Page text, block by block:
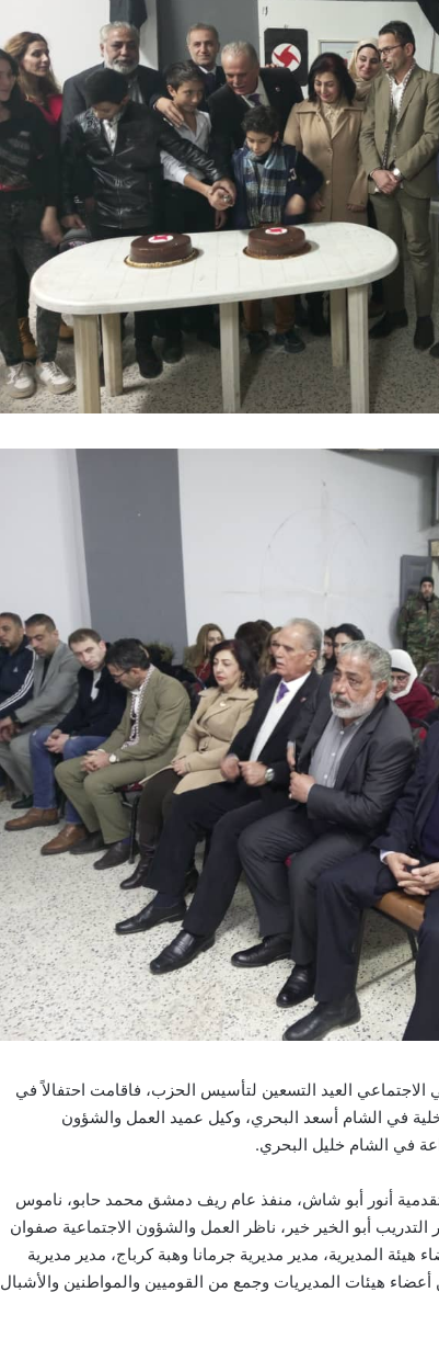
العيد التسعين لتأسيس الحزب، فاقامت احتفالاً في
في الشام أسعد البحري، وكيل عميد العمل والشؤون
في الشام خليل البحري.
أنور أبو شاش، منفذ عام ريف دمشق محمد حابو، ناموس
التدريب أبو الخير خير، ناظر العمل والشؤون الاجتماعية صفوان
المديرية، مدير مديرية جرمانا وهبة كرباج، مدير مديرية
هيئات المديريات وجمع من القوميين والمواطنين والأشبال